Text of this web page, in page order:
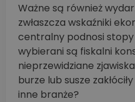
Ważne są również
zwłaszcza wskaźniki
centralny podnosi
wybierani są fiskalni
nieprzewidziane
burze lub susze
inne branże?